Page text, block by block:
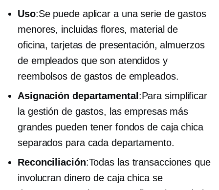
Uso:Se puede aplicar a una serie de gastos
menores, incluidas flores, material de
oficina, tarjetas de presentación, almuerzos
de empleados que son atendidos y
reembolsos de gastos de empleados.
Asignación departamental :Para simplificar
la gestión de gastos, las empresas más
grandes pueden tener fondos de caja chica
separados para cada departamento.
Reconciliación:Todas las transacciones que
involucran dinero de caja chica se